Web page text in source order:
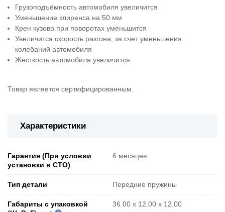
Грузоподъёмность автомобиля увеличится
Уменьшение клиренса на 50 мм
Крен кузова при поворотах уменьшится
Увеличится скорость разгона, за счет уменьшения
колебаний автомобиля
Жесткость автомобиля увеличится
Товар является сертифицированным.
Характеристики
Гарантия (При условии
установки в СТО)
6 месяцев
Тип детали Передние пружины
Габариты с упаковкой
36.00 x 12.00 x 12.00